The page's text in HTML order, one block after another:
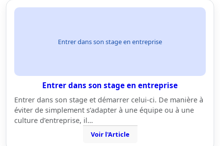
Entrer dans son stage en entreprise
Entrer dans son stage en entreprise
Entrer dans son stage et démarrer celui-ci. De manière à
éviter de simplement s’adapter à une équipe ou à une
culture d’entreprise, il…
Voir l'Article